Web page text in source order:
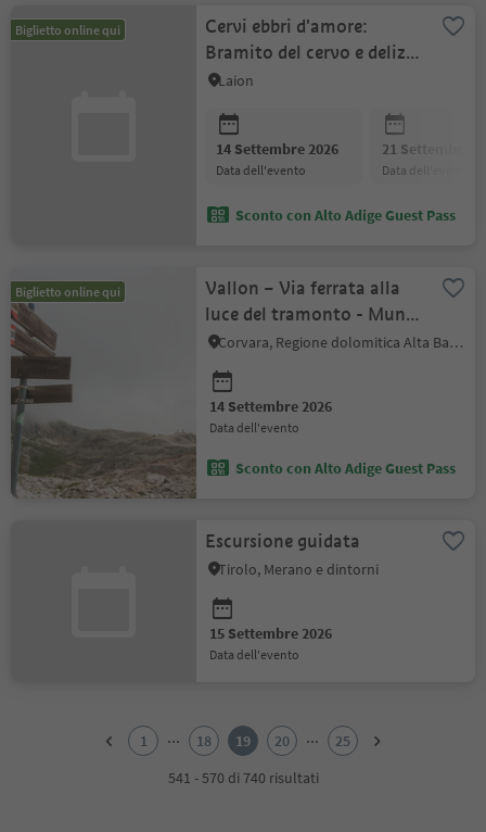
Biglietto online qui
Cervi ebbri d'amore:
Bramito del cervo e delizia
culinaria
Laion
14 Settembre 2026
data dell'evento
21 Settembre
data dell'evento
Sconto con Alto Adige Guest Pass
Biglietto online qui
Vallon – Via ferrata alla
luce del tramonto - Munts
dl Altonn
Corvara, Regione dolomitica Alta Badia
14 Settembre 2026
data dell'evento
Sconto con Alto Adige Guest Pass
Escursione guidata
Tirolo, Merano e dintorni
15 Settembre 2026
data dell'evento
1 ... 18 19 20 ...
25
541 - 570 di 740 risultati